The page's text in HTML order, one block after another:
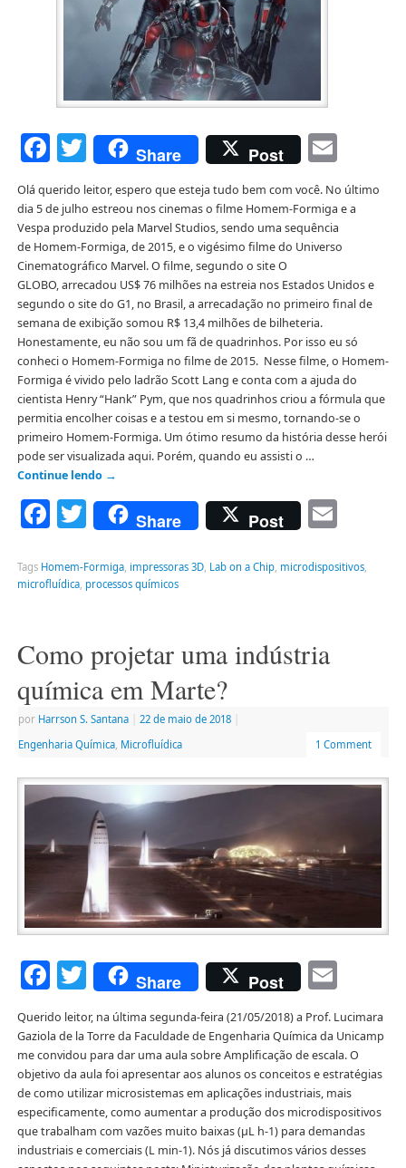
Facebook
Twitter
Share Post
Olá querido leitor, espero que esteja tudo bem com você. No último
dia 5 de julho estreou nos cinemas o filme Homem-Formiga e a
Vespa produzido pela Marvel Studios, sendo uma sequência
de Homem-Formiga, de 2015, e o vigésimo filme do Universo
Cinematográfico Marvel. O filme, segundo o site O
GLOBO, arrecadou US$ 76 milhões na estreia nos Estados Unidos e
segundo o site do G1, no Brasil, a arrecadação no primeiro final de
semana de exibição somou R$ 13,4 milhões de bilheteria.
Honestamente, eu não sou um fã de quadrinhos. Por isso eu só
conheci o Homem-Formiga no filme de 2015. Nesse filme, o Homem-
Formiga é vivido pelo ladrão Scott Lang e conta com a ajuda do
cientista Henry “Hank” Pym, que nos quadrinhos criou a fórmula que
permitia encolher coisas e a testou em si mesmo, tornando-se o
primeiro Homem-Formiga. Um ótimo resumo da história desse herói
pode ser visualizada aqui. Porém, quando eu assisti o …
Continue lendo →
Facebook
Twitter
Share Post
Tags Homem-Formiga, impressoras 3D, Lab on a Chip, microdispositivos,
microfluídica, processos químicos
Como projetar uma indústria
química em Marte?
por Harrson S. Santana 22 de maio de 2018
Engenharia Química, Microfluídica 1 Comment
Facebook
Twitter
Share Post
Querido leitor, na última segunda-feira (21/05/2018) a Prof. Lucimara
Gaziola de la Torre da Faculdade de Engenharia Química da Unicamp
me convidou para dar uma aula sobre Amplificação de escala. O
objetivo da aula foi apresentar aos alunos os conceitos e estratégias
de como utilizar microsistemas em aplicações industriais, mais
especificamente, como aumentar a produção dos microdispositivos
que trabalham com vazões muito baixas (μL h-1) para demandas
industriais e comerciais (L min-1). Nós já discutimos vários desses